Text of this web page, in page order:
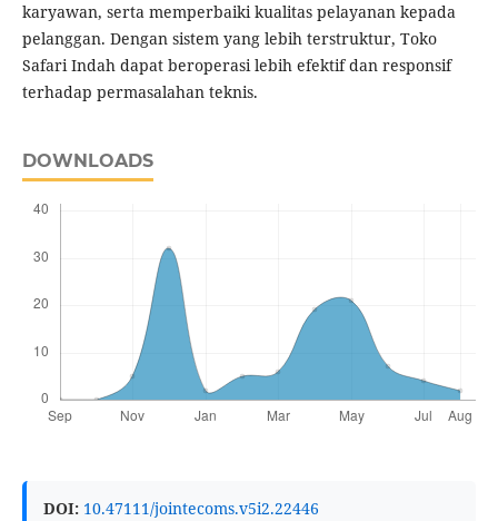
karyawan, serta memperbaiki kualitas pelayanan kepada
pelanggan. Dengan sistem yang lebih terstruktur, Toko
Safari Indah dapat beroperasi lebih efektif dan responsif
terhadap permasalahan teknis.
DOWNLOADS
DOI: 10.47111/jointecoms.v5i2.22446